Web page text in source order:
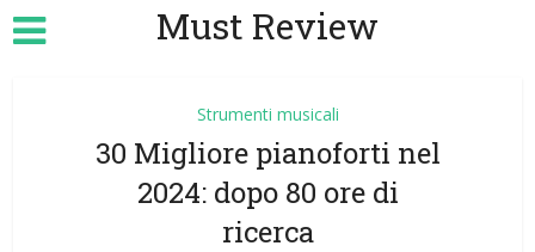
Must Review
Strumenti musicali
30 Migliore pianoforti nel
2024: dopo 80 ore di
ricerca